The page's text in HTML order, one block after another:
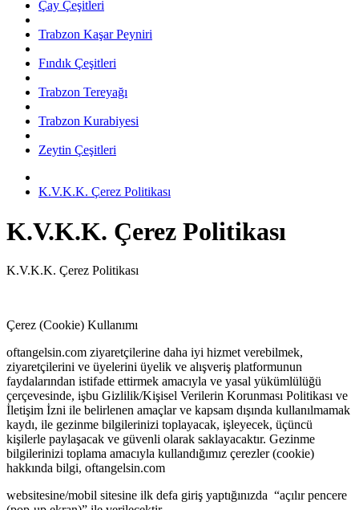
Çay Çeşitleri
Trabzon Kaşar Peyniri
Fındık Çeşitleri
Trabzon Tereyağı
Trabzon Kurabiyesi
Zeytin Çeşitleri
K.V.K.K. Çerez Politikası
K.V.K.K. Çerez Politikası
K.V.K.K. Çerez Politikası
Çerez (Cookie) Kullanımı
oftangelsin.com ziyaretçilerine daha iyi hizmet verebilmek,
ziyaretçilerini ve üyelerini üyelik ve alışveriş platformunun
faydalarından istifade ettirmek amacıyla ve yasal yükümlülüğü
çerçevesinde, işbu Gizlilik/Kişisel Verilerin Korunması Politikası ve
İletişim İzni ile belirlenen amaçlar ve kapsam dışında kullanılmamak
kaydı, ile gezinme bilgilerinizi toplayacak, işleyecek, üçüncü
kişilerle paylaşacak ve güvenli olarak saklayacaktır. Gezinme
bilgilerinizi toplama amacıyla kullandığımız çerezler (cookie)
hakkında bilgi, oftangelsin.com
websitesine/mobil sitesine ilk defa giriş yaptığınızda “açılır pencere